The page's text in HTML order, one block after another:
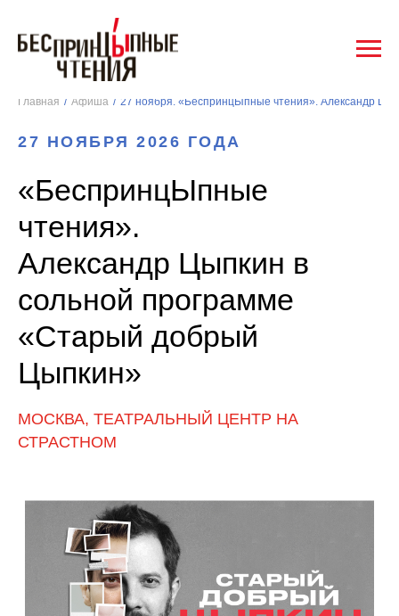
Главная / Афиша /
27 НОЯБРЯ 2026 ГОДА
«БеспринцЫпные
чтения».
Александр Цыпкин в
сольной программе
«Старый добрый
Цыпкин»
МОСКВА, ТЕАТРАЛЬНЫЙ ЦЕНТР НА
СТРАСТНОМ